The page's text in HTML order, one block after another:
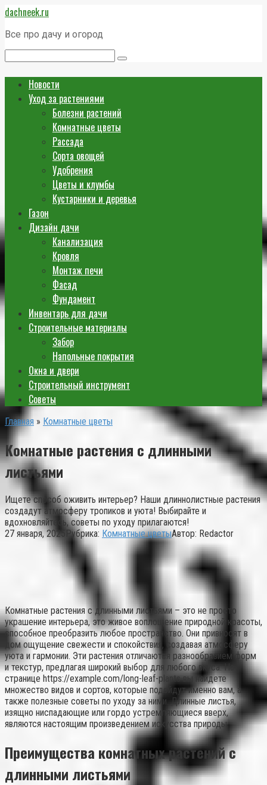
Перейти
к
контенту
dachneek.ru
Все про дачу и огород
Новости
Уход за растениями
Болезни растений
Комнатные цветы
Рассада
Сорта овощей
Удобрения
Цветы и клумбы
Кустарники и деревья
Газон
Дизайн дачи
Канализация
Кровля
Монтаж печи
Фасад
Фундамент
Инвентарь для дачи
Строительные материалы
Забор
Напольные покрытия
Окна и двери
Строительный инструмент
Советы
Главная » Комнатные цветы
Комнатные растения с длинными
листьями
Ищете способ оживить интерьер? Наши длиннолистные растения
создадут атмосферу тропиков и уюта! Выбирайте и
вдохновляйтесь, советы по уходу прилагаются!
27 января, 2025 Рубрика: Комнатные цветыАвтор: Redactor
Комнатные растения с длинными листьями – это не просто
украшение интерьера, это живое воплощение природной красоты,
способное преобразить любое пространство. Они привносят в
дом ощущение свежести и спокойствия, создавая атмосферу
уюта и гармонии. Эти растения отличаются разнообразием форм
и текстур, предлагая широкий выбор для любого вкуса. На
странице https://example.com/long-leaf-plants вы найдете
множество видов и сортов, которые подойдут именно вам, а
также полезные советы по уходу за ними. Длинные листья,
изящно ниспадающие или гордо устремляющиеся вверх,
являются настоящим произведением искусства природы.
Преимущества комнатных растений с
длинными листьями